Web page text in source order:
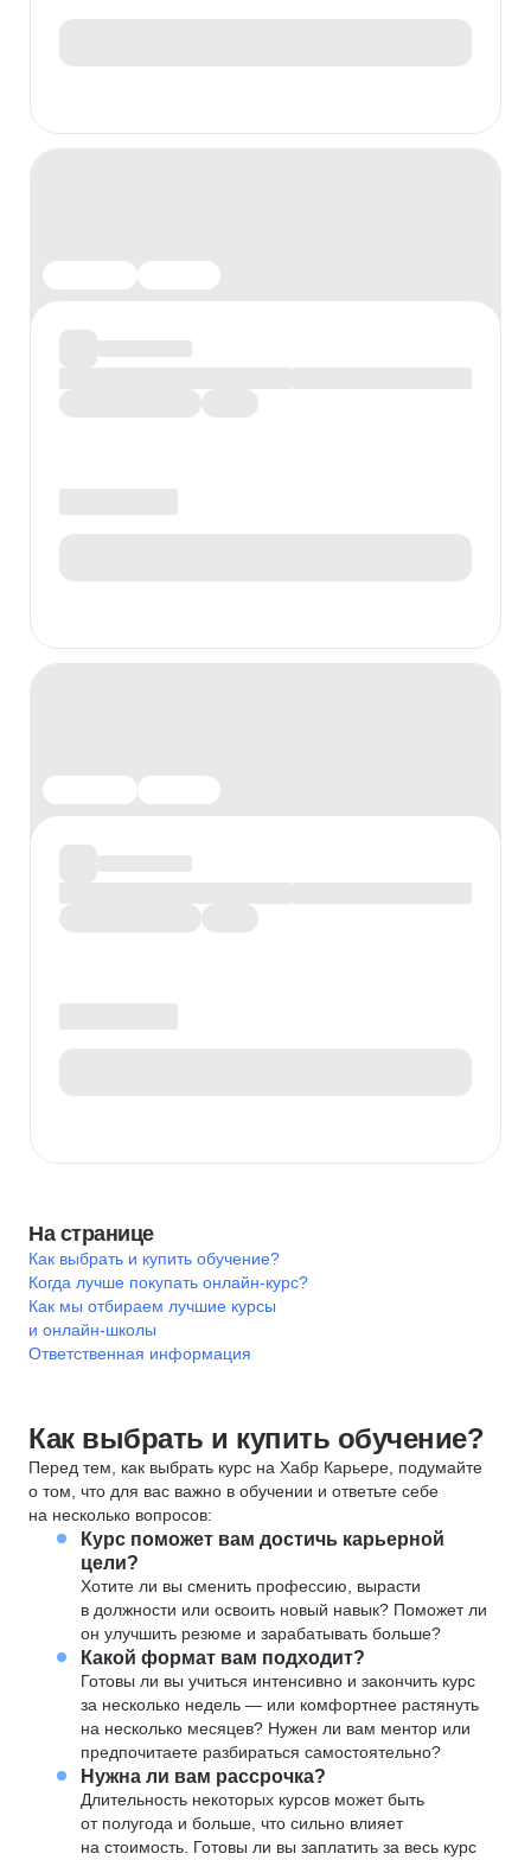
На странице
Как выбрать и купить обучение?
Когда лучше покупать онлайн-курс?
Как мы отбираем лучшие курсы
и онлайн-школы
Ответственная информация
Как выбрать и купить обучение?
Перед тем, как выбрать курс на Хабр Карьере, подумайте
о том, что для вас важно в обучении и ответьте себе
на несколько вопросов:
Курс поможет вам достичь карьерной
цели?
Хотите ли вы сменить профессию, вырасти
в должности или освоить новый навык? Поможет ли
он улучшить резюме и зарабатывать больше?
Какой формат вам подходит?
Готовы ли вы учиться интенсивно и закончить курс
за несколько недель — или комфортнее растянуть
на несколько месяцев? Нужен ли вам ментор или
предпочитаете разбираться самостоятельно?
Нужна ли вам рассрочка?
Длительность некоторых курсов может быть
от полугода и больше, что сильно влияет
на стоимость. Готовы ли вы заплатить за весь курс